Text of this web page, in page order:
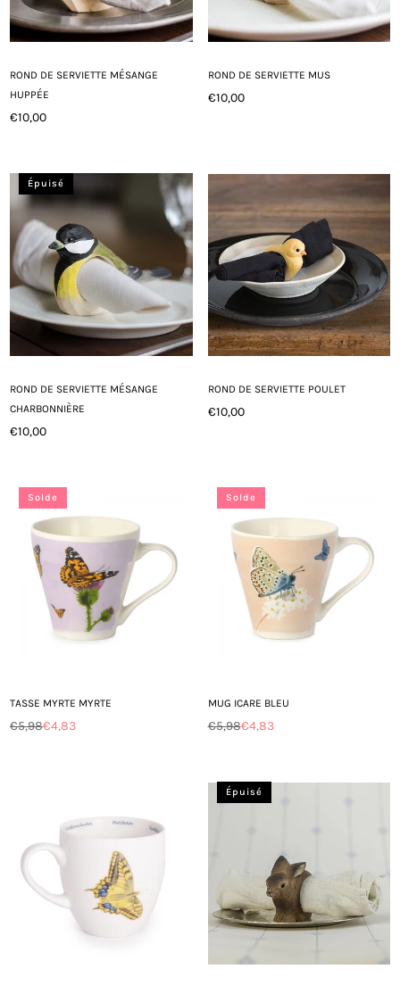
ROND DE SERVIETTE MÉSANGE
HUPPÉE
Prix
€10,00
ROND DE SERVIETTE MUS
Prix
€10,00
Épuisé
ROND DE SERVIETTE MÉSANGE
CHARBONNIÈRE
Prix
€10,00
ROND DE SERVIETTE POULET
Prix
€10,00
Solde
TASSE MYRTE MYRTE
Prix
€5,98€4,83
Solde
MUG ICARE BLEU
Prix
€5,98€4,83
Épuisé